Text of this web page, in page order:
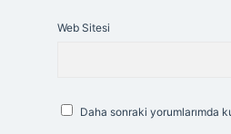
Web Sitesi
Daha sonraki yorumlarımda